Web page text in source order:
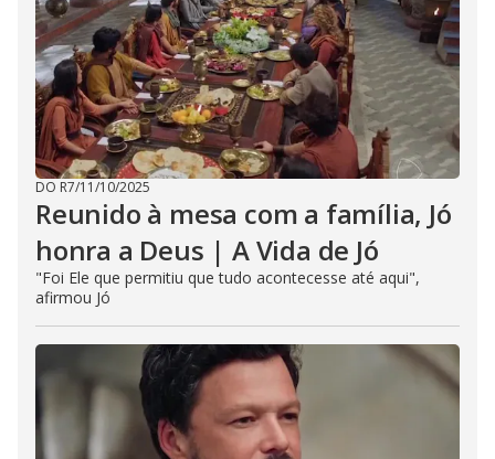
DO R7/11/10/2025
Reunido à mesa com a família, Jó
honra a Deus | A Vida de Jó
"Foi Ele que permitiu que tudo acontecesse até aqui",
afirmou Jó